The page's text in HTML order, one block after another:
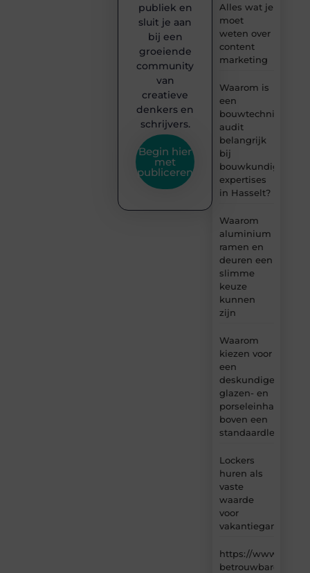
Alles wat je
moet
weten over
content
marketing
Waarom is
een
bouwtechnische
audit
belangrijk
bij
bouwkundige
expertises
in Hasselt?
Waarom
aluminium
ramen en
deuren een
slimme
keuze
kunnen
zijn
Waarom
kiezen voor
een
deskundige
glazen- en
porseleinhandelaar
boven een
Lockers
huren als
vaste
waarde
voor
vakantiegangers
https://
betrouwbare-
publiek en
sluit je aan
bij een
groeiende
community
van
creatieve
denkers en
schrijvers.
Begin hier
met
publiceren